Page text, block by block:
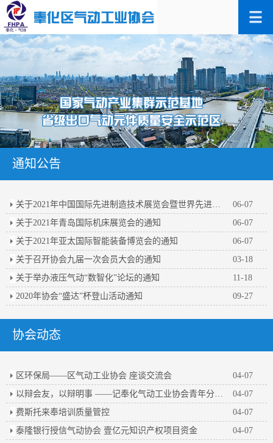
通知公告
06-07
关于2021年青岛国际机床展览会的通知
06-07
关于2021年亚太国际智能装备博览会的通知
06-07
关于召开协会九届一次会员大会的通知
03-18
关于举办液压气动“数智化”论坛的通知
11-18
2020年协会“盛达”杯登山活动通知
09-27
协会动态
区环保局——区气动工业协会 座谈交流会
04-07
04-07
费斯托来奉培训质量管控
04-07
泰隆银行授信气动协会 壹亿元知识产权项目资金
04-07